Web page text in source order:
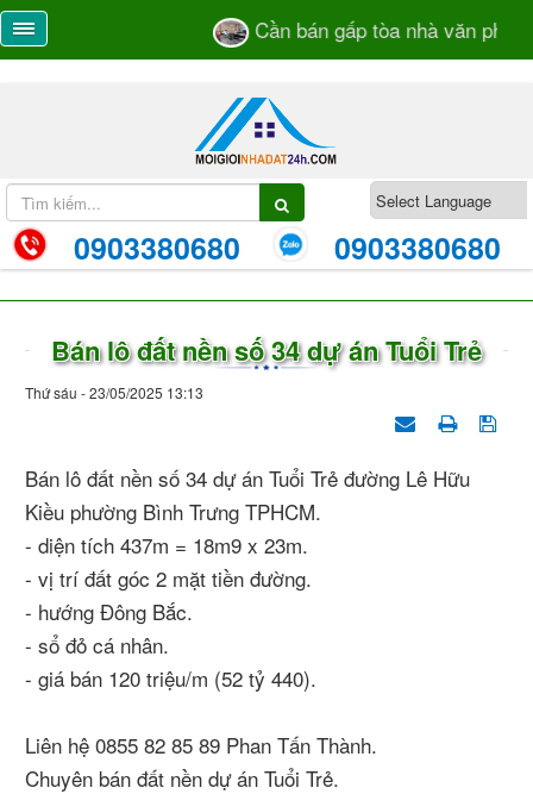
Cần bán gấp tòa nhà văn phòng
0903380680 0903380680
Bán lô đất nền số 34 dự án Tuổi Trẻ
Thứ sáu - 23/05/2025 13:13
Bán lô đất nền số 34 dự án Tuổi Trẻ đường Lê Hữu
Kiều phường Bình Trưng TPHCM.
- diện tích 437m = 18m9 x 23m.
- vị trí đất góc 2 mặt tiền đường.
- hướng Đông Bắc.
- sổ đỏ cá nhân.
- giá bán 120 triệu/m (52 tỷ 440).
Liên hệ 0855 82 85 89 Phan Tấn Thành.
Chuyên bán đất nền dự án Tuổi Trẻ.